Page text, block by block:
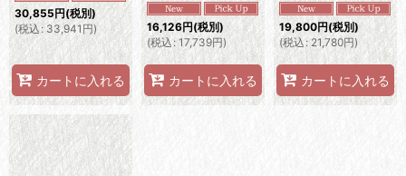
30,855円(税別)
(税込 : 33,941円)
カートに入れる
16,126円(税別)
(税込: 17,739円)
カートに入れる
19,800円(税別)
(税込: 21,780円)
カートに入れる